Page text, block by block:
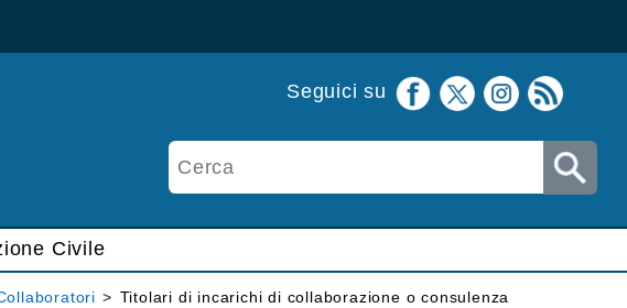
Seguici su
Civile
> Titolari di incarichi di collaborazione o consulenza